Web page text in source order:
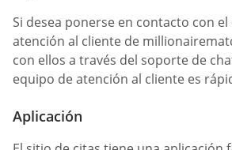
Si desea ponerse en contacto con
atención al cliente de
con ellos a través del soporte de
equipo de atención al cliente es
Aplicación